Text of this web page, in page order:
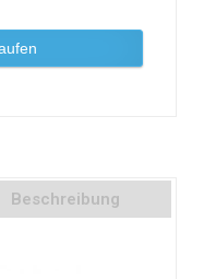
Beschreibung